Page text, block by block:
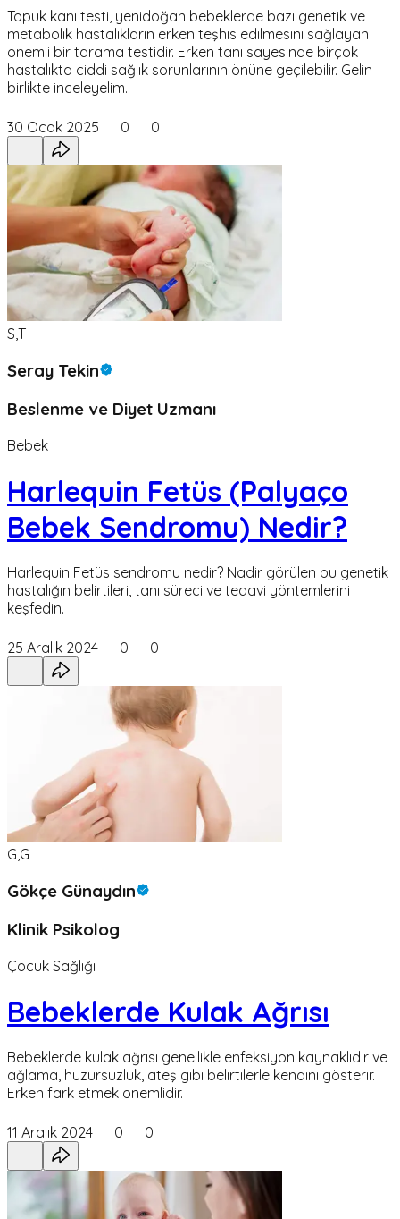
Topuk kanı testi, yenidoğan bebeklerde bazı genetik ve
metabolik hastalıkların erken teşhis edilmesini sağlayan
önemli bir tarama testidir. Erken tanı sayesinde birçok
hastalıkta ciddi sağlık sorunlarının önüne geçilebilir. Gelin
birlikte inceleyelim.
30 Ocak 2025 0 0
S,T
Seray Tekin
Beslenme ve Diyet Uzmanı
Bebek
Harlequin Fetüs (Palyaço
Bebek Sendromu) Nedir?
Harlequin Fetüs sendromu nedir? Nadir görülen bu genetik
hastalığın belirtileri, tanı süreci ve tedavi yöntemlerini
keşfedin.
25 Aralık 2024 0 0
G,G
Gökçe Günaydın
Klinik Psikolog
Çocuk Sağlığı
Bebeklerde Kulak Ağrısı
Bebeklerde kulak ağrısı genellikle enfeksiyon kaynaklıdır ve
ağlama, huzursuzluk, ateş gibi belirtilerle kendini gösterir.
Erken fark etmek önemlidir.
11 Aralık 2024 0 0